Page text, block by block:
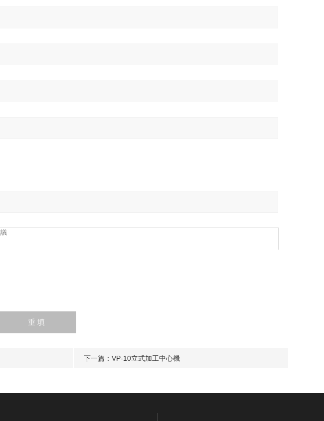
下一篇： VP-10立式加工中心機